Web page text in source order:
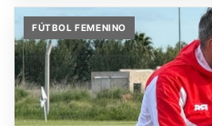
FÚTBOL FEMENINO